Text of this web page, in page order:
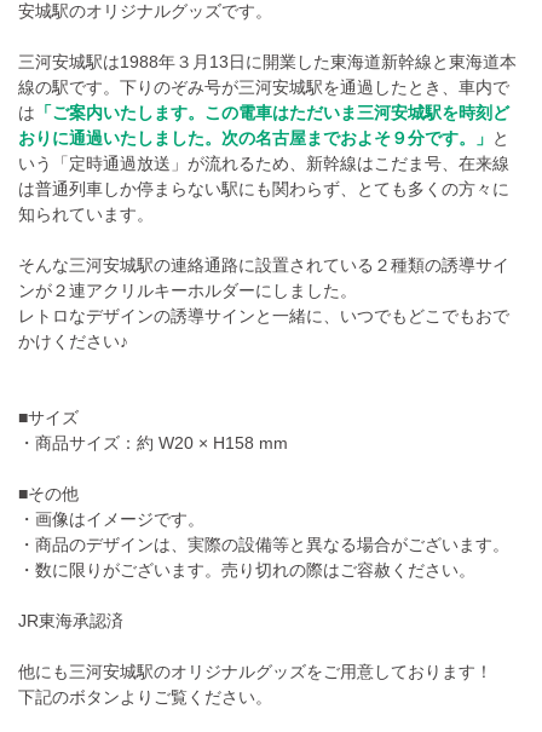
安城駅のオリジナルグッズです。
三河安城駅は1988年３月13日に開業した東海道新幹線と東海道本
線の駅です。下りのぞみ号が三河安城駅を通過したとき、車内で
は 「ご案内いたします。この電車はただいま三河安城駅を時刻ど
おりに通過いたしました。次の名古屋までおよそ９分です。」 と
いう「定時通過放送」が流れるため、新幹線はこだま号、在来線
は普通列車しか停まらない駅にも関わらず、とても多くの方々に
知られています。
そんな三河安城駅の連絡通路に設置されている２種類の誘導サイ
ンが２連アクリルキーホルダーにしました。
レトロなデザインの誘導サインと一緒に、いつでもどこでもおで
かけください♪
■サイズ
・商品サイズ：約 W20 × H158 mm
■その他
・画像はイメージです。
・商品のデザインは、実際の設備等と異なる場合がございます。
・数に限りがございます。売り切れの際はご容赦ください。
JR東海承認済
他にも三河安城駅のオリジナルグッズをご用意しております！
下記のボタンよりご覧ください。